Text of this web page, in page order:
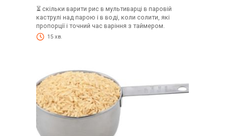
⏳ скільки варити рис в мультиварці в паровій
каструлі над парою і в воді, коли солити, які
пропорції і точний час варіння з таймером.
15 хв.